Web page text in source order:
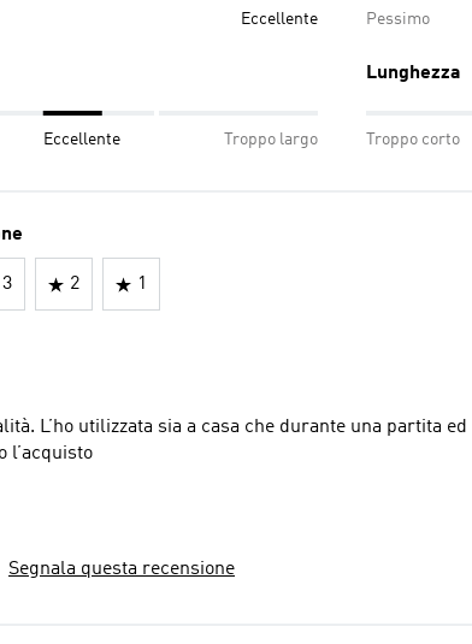
Eccellente Pessimo
Eccellente Troppo largo
Lunghezza
Troppo corto
3 2 1
L’ho utilizzata sia a casa che durante una partita
l’acquisto
Segnala questa recensione